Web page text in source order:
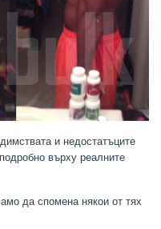
и недостатъците
върху реалните
да спомена някои от тях